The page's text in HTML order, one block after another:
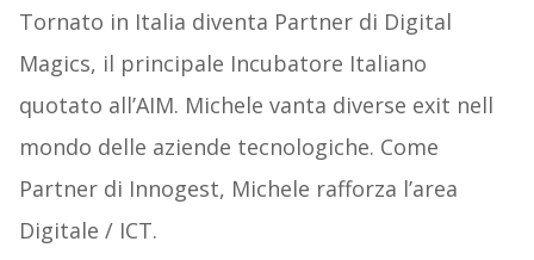
Tornato in Italia diventa Partner di Digital
Magics, il principale Incubatore Italiano
quotato all’AIM. Michele vanta diverse exit nell
mondo delle aziende tecnologiche. Come
Partner di Innogest, Michele rafforza l’area
Digitale / ICT.